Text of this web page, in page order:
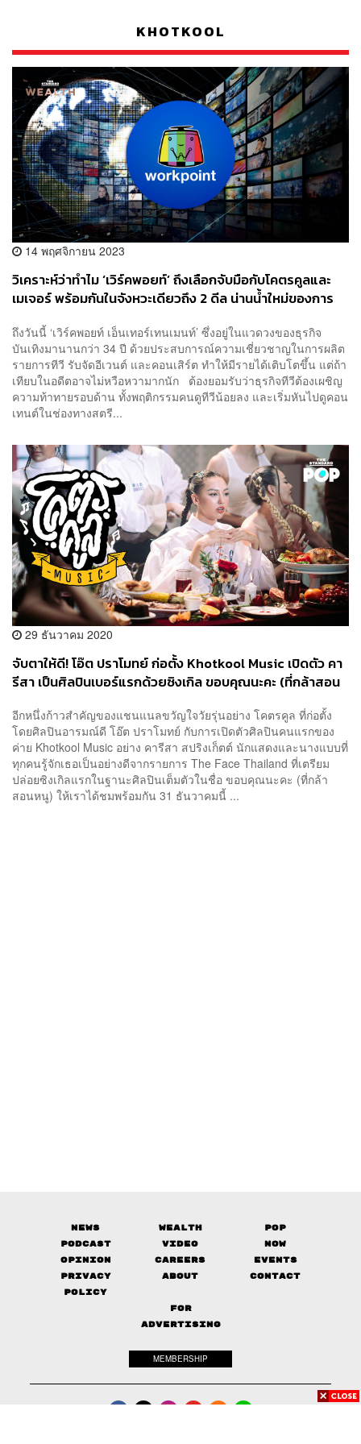
KHOTKOOL
14 พฤศจิกายน 2023
วิเคราะห์ว่าทำไม ‘เวิร์คพอยท์’ ถึงเลือกจับมือกับโคตรคูลและ
เมเจอร์ พร้อมกันในจังหวะเดียวถึง 2 ดีล น่านน้ำใหม่ของการ
ถึงวันนี้ ‘เวิร์คพอยท์ เอ็นเทอร์เทนเมนท์’ ซึ่งอยู่ในแวดวงของธุรกิจ
บันเทิงมานานกว่า 34 ปี ด้วยประสบการณ์ความเชี่ยวชาญในการผลิต
รายการทีวี รับจัดอีเวนต์ และคอนเสิร์ต ทำให้มีรายได้เติบโตขึ้น แต่ถ้า
เทียบในอดีตอาจไม่หวือหวามากนัก ต้องยอมรับว่าธุรกิจทีวีต้องเผชิญ
ความท้าทายรอบด้าน ทั้งพฤติกรรมคนดูทีวีน้อยลง และเริ่มหันไปดูคอน
เทนต์ในช่องทางสตรี...
29 ธันวาคม 2020
จับตาให้ดี! โอ๊ต ปราโมทย์ ก่อตั้ง Khotkool Music เปิดตัว คา
รีสา เป็นศิลปินเบอร์แรกด้วยซิงเกิล ขอบคุณนะคะ (ที่กล้าสอน
อีกหนึ่งก้าวสำคัญของแชนแนลขวัญใจวัยรุ่นอย่าง โคตรคูล ที่ก่อตั้ง
โดยศิลปินอารมณ์ดี โอ๊ต ปราโมทย์ กับการเปิดตัวศิลปินคนแรกของ
ค่าย Khotkool Music อย่าง คารีสา สปริงเก็ตต์ นักแสดงและนางแบบที่
ทุกคนรู้จักเธอเป็นอย่างดีจากรายการ The Face Thailand ที่เตรียม
ปล่อยซิงเกิลแรกในฐานะศิลปินเต็มตัวในชื่อ ขอบคุณนะคะ (ที่กล้า
สอนหนู) ให้เราได้ชมพร้อมกัน 31 ธันวาคมนี้ ...
News Wealth
Pop
Podcast
Video
Now
Opinion
Careers
Events
Privacy
Policy
About Contact
FOR
ADVERTISING
MEMBERSHIP